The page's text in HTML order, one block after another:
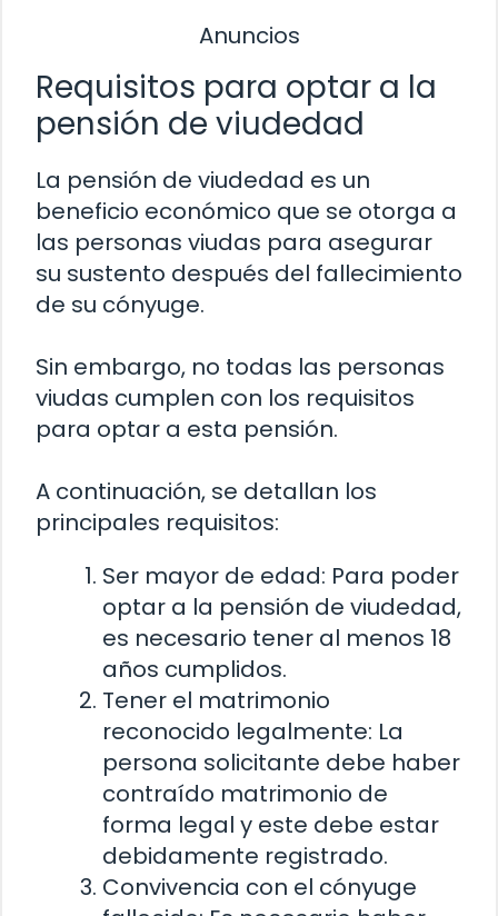
Anuncios
Requisitos para optar a la
pensión de viudedad
La pensión de viudedad es un
beneficio económico que se otorga a
las personas viudas para asegurar
su sustento después del fallecimiento
de su cónyuge.
Sin embargo, no todas las personas
viudas cumplen con los requisitos
para optar a esta pensión.
A continuación, se detallan los
principales requisitos:
Ser mayor de edad: Para poder
optar a la pensión de viudedad,
es necesario tener al menos 18
años cumplidos.
Tener el matrimonio
reconocido legalmente: La
persona solicitante debe haber
contraído matrimonio de
forma legal y este debe estar
debidamente registrado.
Convivencia con el cónyuge